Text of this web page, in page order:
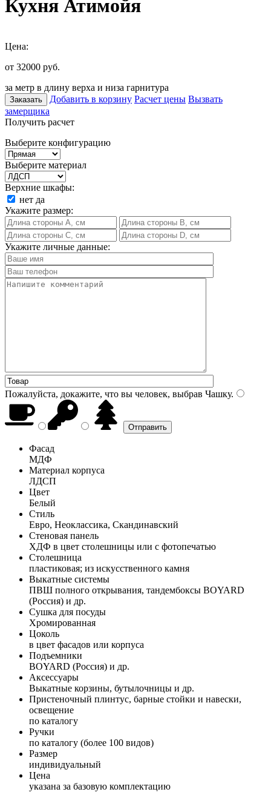
Кухня Атимойя
Цена:
от 32000 руб.
за метр в длину верха и низа гарнитура
Заказать Добавить в корзину Расчет цены Вызвать
замерщика
Получить расчет
Выберите конфигурацию
Выберите материал
Верхние шкафы:
нет да
Укажите размер:
Укажите личные данные:
Пожалуйста, докажите, что вы человек, выбрав Чашку.
Фасад
МДФ
Материал корпуса
ЛДСП
Цвет
Белый
Стиль
Евро, Неоклассика, Скандинавский
Стеновая панель
ХДФ в цвет столешницы или с фотопечатью
Столешница
пластиковая; из искусственного камня
Выкатные системы
ПВШ полного открывания, тандембоксы BOYARD
(Россия) и др.
Сушка для посуды
Хромированная
Цоколь
в цвет фасадов или корпуса
Подъемники
BOYARD (Россия) и др.
Аксессуары
Выкатные корзины, бутылочницы и др.
Пристеночный плинтус, барные стойки и навески,
освещение
по каталогу
Ручки
по каталогу (более 100 видов)
Размер
индивидуальный
Цена
указана за базовую комплектацию